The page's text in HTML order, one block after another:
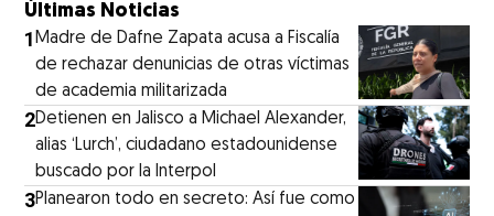
Últimas Noticias
1Madre de Dafne Zapata acusa a Fiscalía
de rechazar denunicias de otras víctimas
de academia militarizada
2Detienen en Jalisco a Michael Alexander,
alias ‘Lurch’, ciudadano estadounidense
buscado por la Interpol
3Planearon todo en secreto: Así fue como